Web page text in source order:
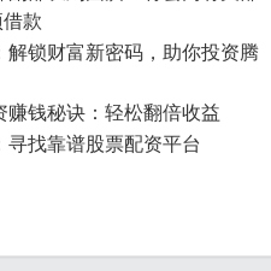
款
锁财富新密码，助你投资腾
钱秘诀：轻松翻倍收益
寻找靠谱股票配资平台